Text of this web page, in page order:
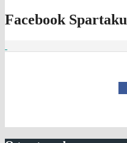
Facebook Spartaku